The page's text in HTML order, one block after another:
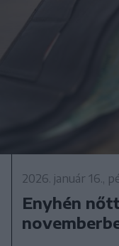
2026. január 16.,
Enyhén